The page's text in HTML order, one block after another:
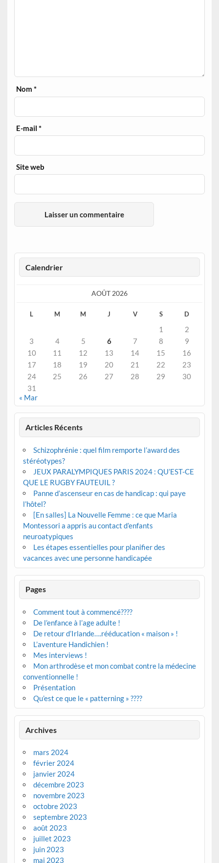
Nom*
E-mail*
Site web
Calendrier
AOÛT 2026
L M M J V S D
1
2
3
4 5 6 7 8
9
10
11 12 13 14 15
16
17
18 19 20 21 22
23
24
25 26 27 28 29
30
31
« Mar
Articles Récents
Schizophrénie : quel film remporte l’award des
stéréotypes?
JEUX PARALYMPIQUES PARIS 2024 : QU’EST-CE
QUE LE RUGBY FAUTEUIL ?
Panne d’ascenseur en cas de handicap : qui paye
l’hôtel?
[En salles] La Nouvelle Femme : ce que Maria
Montessori a appris au contact d’enfants
neuroatypiques
Les étapes essentielles pour planifier des
vacances avec une personne handicapée
Pages
Comment tout à commencé????
De l’enfance à l’age adulte !
De retour d’Irlande….rééducation « maison » !
L’aventure Handichien !
Mes interviews !
Mon arthrodèse et mon combat contre la médecine
conventionnelle !
Présentation
Qu’est ce que le « patterning » ????
Archives
mars 2024
février 2024
janvier 2024
décembre 2023
novembre 2023
octobre 2023
septembre 2023
août 2023
juillet 2023
juin 2023
mai 2023